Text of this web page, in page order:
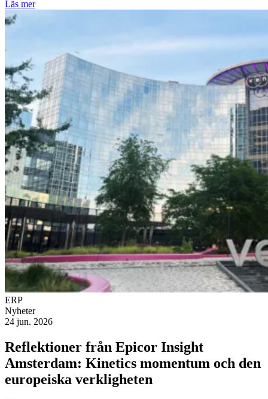
Läs mer
ERP
Nyheter
24 jun. 2026
Reflektioner från Epicor Insight
Amsterdam: Kinetics momentum och den
europeiska verkligheten